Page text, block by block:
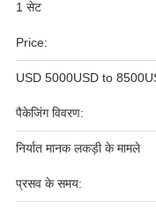
1 सेट
Price:
USD 5000USD to
पैकेजिंग विवरण:
निर्यात मानक लकड़ी के मामले
प्रसव के समय: